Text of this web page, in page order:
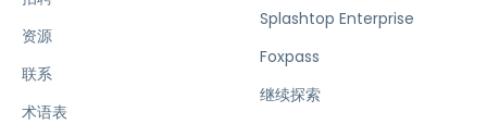
资源
联系
术语表
Splashtop Enterprise
Foxpass
继续探索